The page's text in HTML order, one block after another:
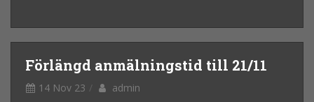
Förlängd anmälningstid till 21/11
14 Nov 23
admin